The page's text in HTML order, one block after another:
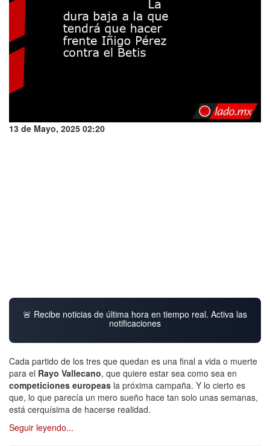
13 de Mayo, 2025 02:20
🚨 Recibe noticias de última hora en tiempo real. Activa las
notificaciones
Cada partido de los tres que quedan es una final a vida o muerte
para el Rayo Vallecano, que quiere estar sea como sea en
competiciones europeas la próxima campaña. Y lo cierto es
que, lo que parecía un mero sueño hace tan solo unas semanas,
está cerquísima de hacerse realidad.
Seguir leyendo...